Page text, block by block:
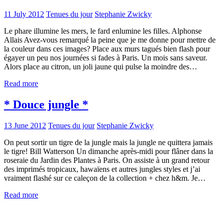
11 July 2012 Tenues du jour Stephanie Zwicky
Le phare illumine les mers, le fard enlumine les filles. Alphonse
Allais Avez-vous remarqué la peine que je me donne pour mettre de
la couleur dans ces images? Place aux murs tagués bien flash pour
égayer un peu nos journées si fades à Paris. Un mois sans saveur.
Alors place au citron, un joli jaune qui pulse la moindre des…
Read more
* Douce jungle *
13 June 2012 Tenues du jour Stephanie Zwicky
On peut sortir un tigre de la jungle mais la jungle ne quittera jamais
le tigre! Bill Watterson Un dimanche après-midi pour flâner dans la
roseraie du Jardin des Plantes à Paris. On assiste à un grand retour
des imprimés tropicaux, hawaïens et autres jungles styles et j’ai
vraiment flashé sur ce caleçon de la collection + chez h&m. Je…
Read more